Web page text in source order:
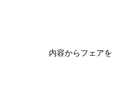
内容からフェアを